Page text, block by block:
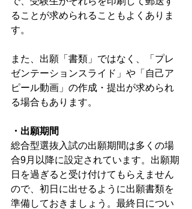
ることが求められることもよくありま
す。
また、出願「書類」ではなく、「プレ
ゼンテーションスライド」や「自己ア
ピール動画」の作成・提出が求められ
る場合もあります。
・出願期間
総合型選抜入試の出願期間は多くの場
合9月以降に設定されています。出願期
日を過ぎると受け付けてもらえません
ので、初日に出せるように出願書類を
準備しておきましょう。最終日につい